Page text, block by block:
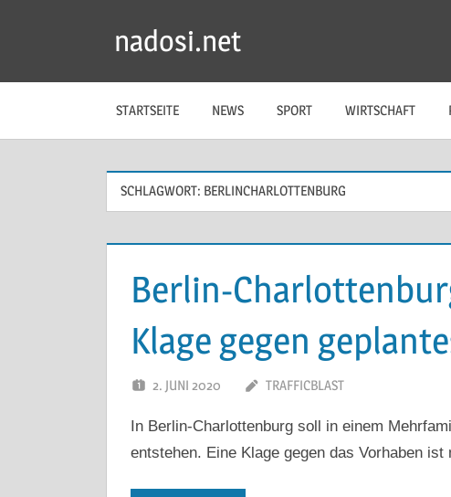
nadosi.net
STARTSEITE NEWS SPORT WIRTSCHAFT
SCHLAGWORT: BERLINCHARLOTTENBURG
Berlin-
Klage gegen
2. JUNI 2020 TRAFFICBLAST
In Berlin-Charlottenburg soll in einem
entstehen. Eine Klage gegen das Vorhaben